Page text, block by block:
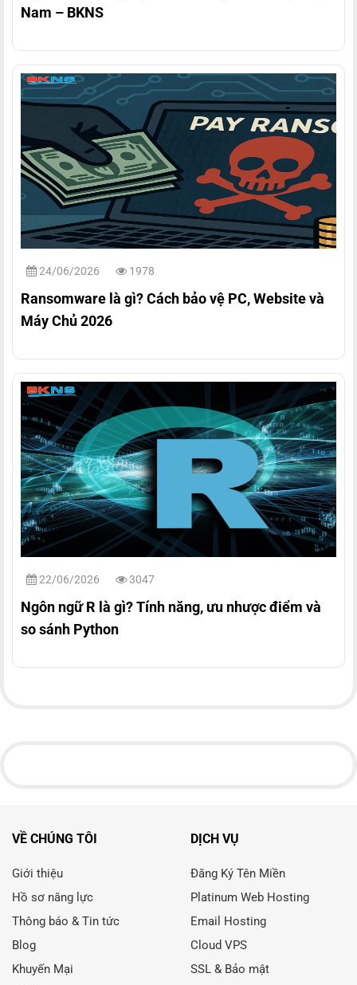
Nam – BKNS
24/06/2026 1978
Ransomware là gì? Cách bảo vệ PC, Website và
Máy Chủ 2026
22/06/2026 3047
Ngôn ngữ R là gì? Tính năng, ưu nhược điểm và
so sánh Python
VỀ CHÚNG TÔI
Giới thiệu
Hồ sơ năng lực
Thông báo & Tin tức
Blog
Khuyến Mại
DỊCH VỤ
Đăng Ký Tên Miền
Platinum Web Hosting
Email Hosting
Cloud VPS
SSL & Bảo mật